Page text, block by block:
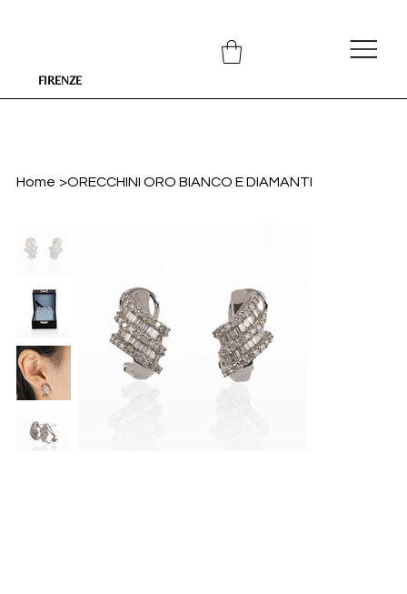
FIRENZE
Home >ORECCHINI ORO BIANCO E DIAMANTI